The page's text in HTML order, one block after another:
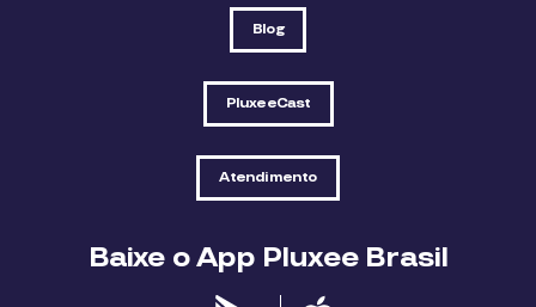
Blog
PluxeeCast
Atendimento
Baixe o App Pluxee Brasil